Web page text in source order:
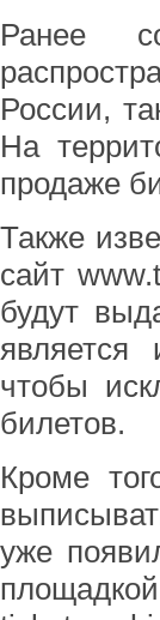
Ранее
России,
На
продаже
Также
сайт
будут
чтобы
билетов.
Кроме
уже